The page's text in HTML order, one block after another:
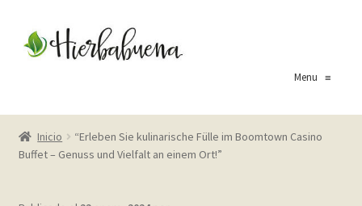
aal
Menu≡
Inicio
About Us
Blog
Inicio
“Erleben Sie kulinarische Fülle im Boomtown Casino
Buffet – Genuss und Vielfalt an einem Ort!”